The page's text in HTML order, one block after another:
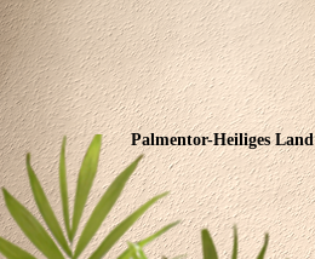
Palmentor-Heiliges Land